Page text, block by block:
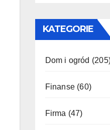
KATEGORIE
Dom i ogród
Finanse(60)
Firma (47)